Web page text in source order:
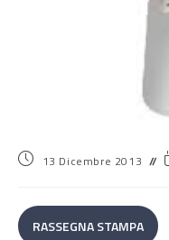
13 Dicembre 2013
RASSEGNA STAMPA